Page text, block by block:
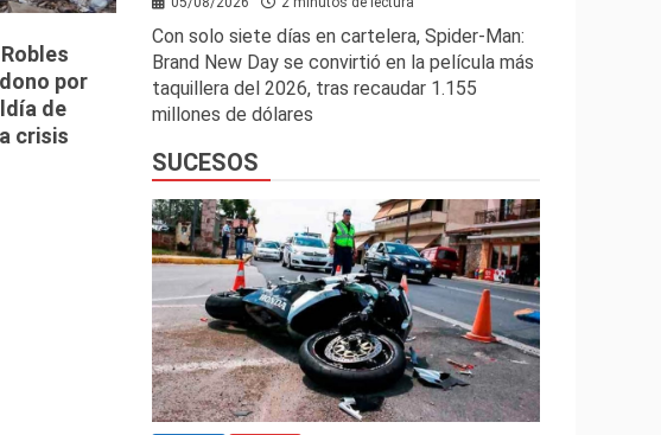
por
de
crisis
Con solo siete días en cartelera, Spider-Man:
Brand New Day se convirtió en la película más
taquillera del 2026, tras recaudar 1.155
millones de dólares
SUCESOS